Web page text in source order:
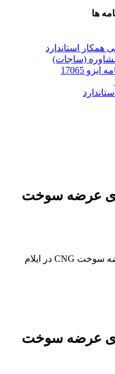
ها
همکار استاندارد
(ساجات)
17065
عرضه سوخت
استاندارد سازی جایگاههای عرضه سوخت CNG در ایلام
عرضه سوخت